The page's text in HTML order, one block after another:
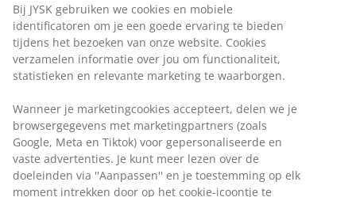
Zomer dekbed
JYSK dekbedden zijn verkrijgbaar in drie isolatieniveaus:
koel, warm en extra warm. Dit dekbed is koel en
ontworpen voor mensen die het 's nachts snel warm
hebben.
Katoen
De vulling van dit dekbed is 100% katoen, een natuurlijk
zachte vulling. Het biedt een verbeterde adembaarheid
en draagt ​​bij aan een droge en comfortabele
slaapomgeving. Vulling: 560 g.
Bij JYSK gebruiken we cookies en mobiele
identificatoren om je een goede ervaring te bieden
tijdens het bezoeken van onze website. Cookies
verzamelen informatie over jou om functionaliteit,
statistieken en relevante marketing te waarborgen.
Wanneer je marketingcookies accepteert, delen we je
browsergegevens met marketingpartners (zoals
Google, Meta en Tiktok) voor gepersonaliseerde en
vaste advertenties. Je kunt meer lezen over de
doeleinden via ''Aanpassen'' en je toestemming op elk
moment intrekken door op het cookie-icoontje te